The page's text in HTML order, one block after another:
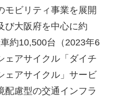
モビリティ事業を展開
び大阪府を中心に約
約10,500台（ 2023年6
ェアサイクル「ダイチ
ェアサイクル」サービ
配慮型の交通インフラ